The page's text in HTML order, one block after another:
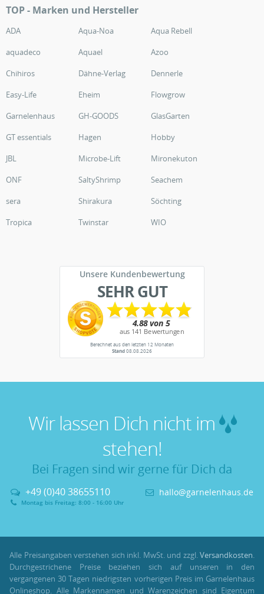
TOP - Marken und Hersteller
ADA Aqua-Noa
Aqua Rebell
aquadeco
Aquael
Azoo
Chihiros
Dähne-Verlag
Dennerle
Easy-Life
Eheim
Flowgrow
Garnelenhaus
GH-GOODS
GlasGarten
GT essentials
Hagen
Hobby
JBL
Microbe-Lift
Mironekuton
ONF
SaltyShrimp
Seachem
sera
Shirakura
Söchting
Tropica
Twinstar WIO
Unsere Kundenbewertung
SEHR GUT
Berechnet aus den letzten 12 Monaten
Stand08.08.2026
Wir lassen Dich nicht im
stehen!
Bei Fragen sind wir gerne für Dich da
+49 (0)40 38655110
Montag bis Freitag: 8:00 - 16:00 Uhr
hallo@garnelenhaus.de
Alle Preisangaben verstehen sich inkl. MwSt. und zzgl.Versandkosten.
Durchgestrichene Preise beziehen sich auf unseren in den
vergangenen 30 Tagen niedrigsten vorherigen Preis im Garnelenhaus
Onlineshop. Alle Markennamen und Warenzeichen sind Eigentum